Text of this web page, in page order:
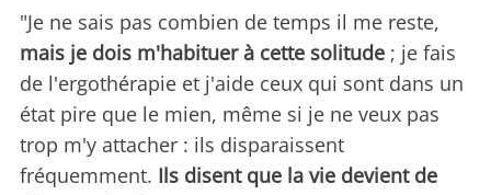
"Je ne sais pas combien de temps il me reste,
mais je dois m'habituer à cette solitude ; je fais
de l'ergothérapie et j'aide ceux qui sont dans un
état pire que le mien, même si je ne veux pas
trop m'y attacher : ils disparaissent
fréquemment. Ils disent que la vie devient de